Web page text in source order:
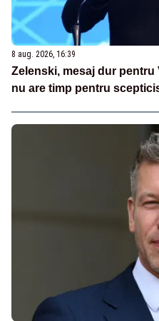
8 aug. 2026, 16:39
Zelenski, mesaj dur
nu are timp pentru